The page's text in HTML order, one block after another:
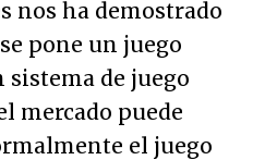
nos ha demostrado
pone un juego
sistema de juego
mercado puede
el juego